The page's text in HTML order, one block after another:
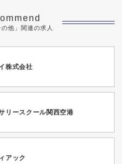
他」関連の求人
株式会社
リースクール関西空港
アック